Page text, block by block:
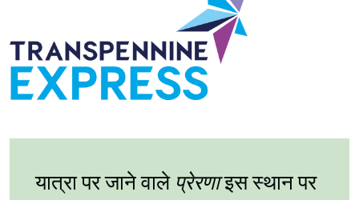
यात्रा पर जाने वाले प्रेरणाइस स्थान पर